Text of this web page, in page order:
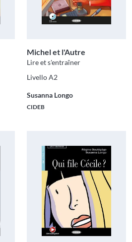
Michel et l'Autre
Lire et s'entraîner
Livello A2
Susanna Longo
CIDEB